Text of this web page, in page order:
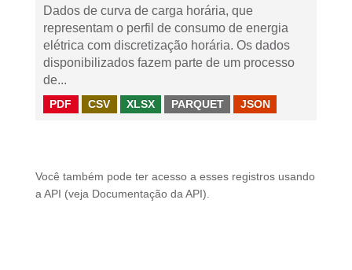
Dados de curva de carga horária, que
representam o perfil de consumo de energia
elétrica com discretização horária. Os dados
disponibilizados fazem parte de um processo
de...
PDF CSV XLSX PARQUET JSON
Você também pode ter acesso a esses registros usando
a API (veja Documentação da API ).